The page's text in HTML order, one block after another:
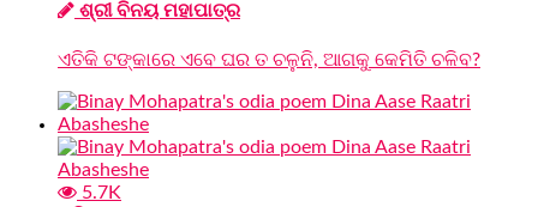
ଶ୍ରୀ ବିନୟ ମହାପାତ୍ର
ଏତିକି ଟଙ୍କାରେ ଏବେ ଘର ତ ଚଳୁନି, ଆଗକୁ କେମିତି ଚଳିବ?
5.7K